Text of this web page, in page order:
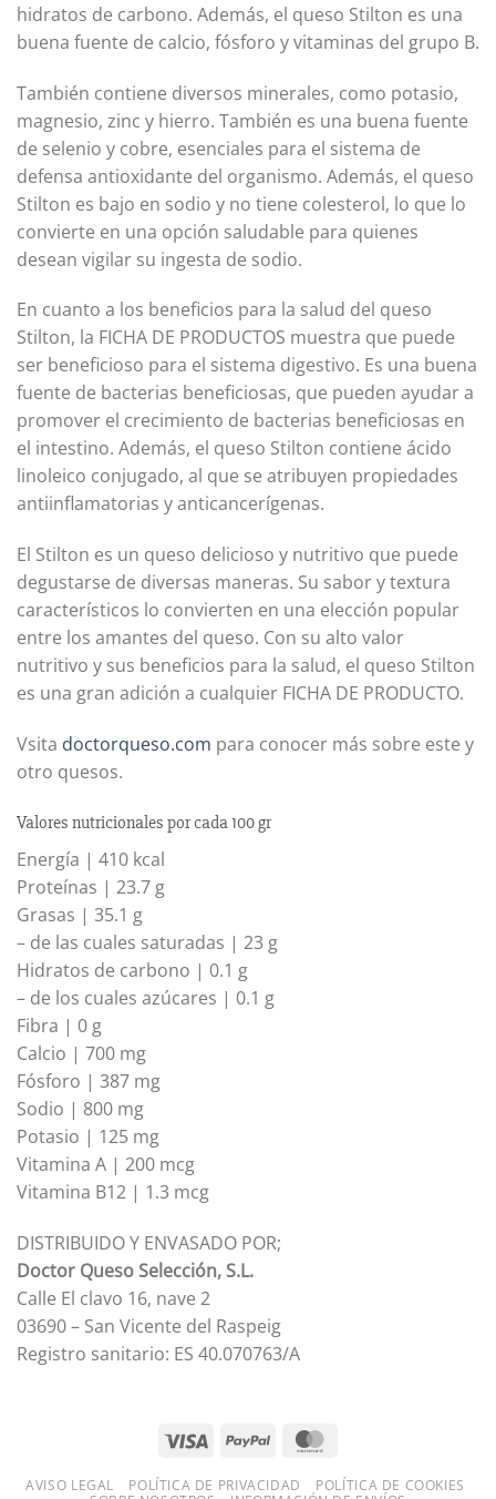
hidratos de carbono. Además, el queso Stilton es una
buena fuente de calcio, fósforo y vitaminas del grupo B.
También contiene diversos minerales, como potasio,
magnesio, zinc y hierro. También es una buena fuente
de selenio y cobre, esenciales para el sistema de
defensa antioxidante del organismo. Además, el queso
Stilton es bajo en sodio y no tiene colesterol, lo que lo
convierte en una opción saludable para quienes
desean vigilar su ingesta de sodio.
En cuanto a los beneficios para la salud del queso
Stilton, la FICHA DE PRODUCTOS muestra que puede
ser beneficioso para el sistema digestivo. Es una buena
fuente de bacterias beneficiosas, que pueden ayudar a
promover el crecimiento de bacterias beneficiosas en
el intestino. Además, el queso Stilton contiene ácido
linoleico conjugado, al que se atribuyen propiedades
antiinflamatorias y anticancerígenas.
El Stilton es un queso delicioso y nutritivo que puede
degustarse de diversas maneras. Su sabor y textura
característicos lo convierten en una elección popular
entre los amantes del queso. Con su alto valor
nutritivo y sus beneficios para la salud, el queso Stilton
es una gran adición a cualquier FICHA DE PRODUCTO.
Vsita doctorqueso.com para conocer más sobre este y
otro quesos.
Valores nutricionales por cada 100 gr
Energía | 410 kcal
Proteínas | 23.7 g
Grasas | 35.1 g
– de las cuales saturadas | 23 g
Hidratos de carbono | 0.1 g
– de los cuales azúcares | 0.1 g
Fibra | 0 g
Calcio | 700 mg
Fósforo | 387 mg
Sodio | 800 mg
Potasio | 125 mg
Vitamina A | 200 mcg
Vitamina B12 | 1.3 mcg
DISTRIBUIDO Y ENVASADO POR;
Doctor Queso Selección, S.L.
Calle El clavo 16, nave 2
03690 – San Vicente del Raspeig
Registro sanitario: ES 40.070763/A
AVISO LEGAL POLÍTICA DE PRIVACIDAD
POLÍTICA DE COOKIES